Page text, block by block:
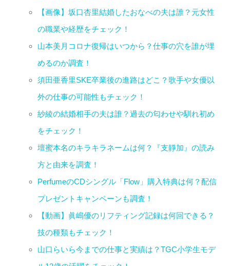
【画像】坂口杏里結婚したおなべの夫は誰？元女性
の職業や経歴をチェック！
山本美月コロナ復帰はいつから？仕事の穴を誰が埋
めるのか調査！
須田亜香里SKE卒業後の進路はどこ？歌手や女優以
外の仕事の可能性もチェック！
紗綾の結婚相手の夫は誰？過去の匂わせや馴れ初め
をチェック！
壇蜜本名のキラキラネームは何？『支靜加』の読み
方と由来を調査！
PerfumeのCDシングル「Flow」購入特典は何？配信
プレゼントキャンペーンも調査！
【動画】眞嶋優のリフティング記録は何回できる？
技の種類もチェック！
山口らいら今までの仕事と実績は？TGC小学生モデ